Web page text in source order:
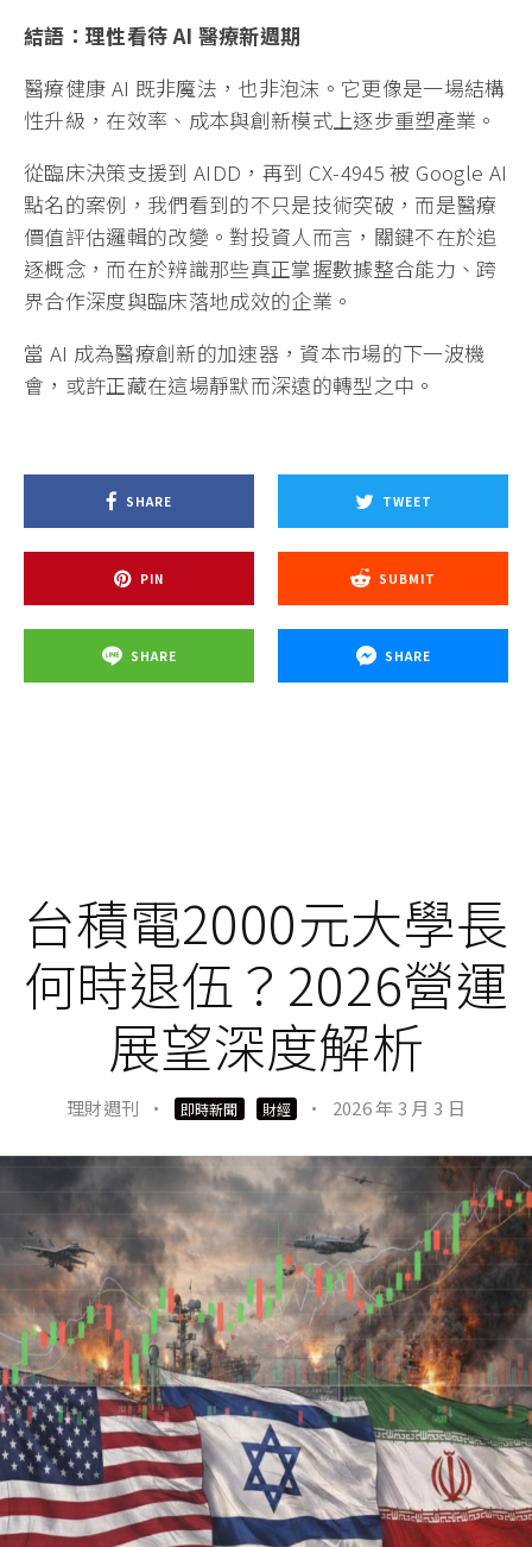
結語：理性看待 AI 醫療新週期
醫療健康 AI 既非魔法，也非泡沫。它更像是一場結構
性升級，在效率、成本與創新模式上逐步重塑產業。
從臨床決策支援到 AIDD，再到 CX-4945 被 Google AI
點名的案例，我們看到的不只是技術突破，而是醫療
價值評估邏輯的改變。對投資人而言，關鍵不在於追
逐概念，而在於辨識那些真正掌握數據整合能力、跨
界合作深度與臨床落地成效的企業。
當 AI 成為醫療創新的加速器，資本市場的下一波機
會，或許正藏在這場靜默而深遠的轉型之中。
SHARE TWEET
PIN SUBMIT
SHARE SHARE
台積電2000元大學長
何時退伍？2026營運
展望深度解析
理財週刊 · 即時新聞 財經 · 2026 年 3 月 3 日